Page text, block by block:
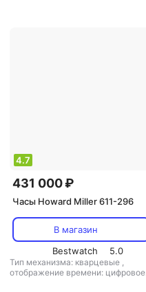
4.7
431 000 ₽
Часы Howard Miller 611-296
В магазин
Bestwatch
5.0
Тип механизма: кварцевые ,
отображение времени: цифровое